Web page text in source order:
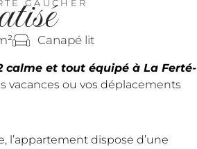
GAUCHER
Canapé lit
calme et tout équipé à La Ferté-
vacances ou vos déplacements
l’appartement dispose d’une